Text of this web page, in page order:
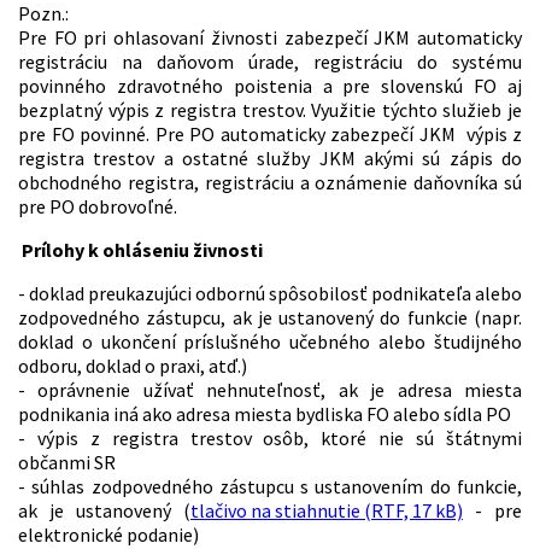
Pozn.:
Pre FO pri ohlasovaní živnosti zabezpečí JKM automaticky
registráciu na daňovom úrade, registráciu do systému
povinného zdravotného poistenia a pre slovenskú FO aj
bezplatný výpis z registra trestov. Využitie týchto služieb je
pre FO povinné. Pre PO automaticky zabezpečí JKM výpis z
registra trestov a ostatné služby JKM akými sú zápis do
obchodného registra, registráciu a oznámenie daňovníka sú
pre PO dobrovoľné.
Prílohy k ohláseniu živnosti
- doklad preukazujúci odbornú spôsobilosť podnikateľa alebo
zodpovedného zástupcu, ak je ustanovený do funkcie (napr.
doklad o ukončení príslušného učebného alebo študijného
odboru, doklad o praxi, atď.)
- oprávnenie užívať nehnuteľnosť, ak je adresa miesta
podnikania iná ako adresa miesta bydliska FO alebo sídla PO
- výpis z registra trestov osôb, ktoré nie sú štátnymi
občanmi SR
- súhlas zodpovedného zástupcu s ustanovením do funkcie,
ak je ustanovený (tlačivo na stiahnutie (RTF, 17 kB) - pre
elektronické podanie)